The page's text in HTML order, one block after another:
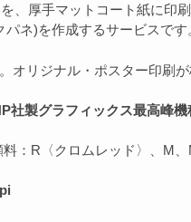
、厚手マットコート紙に印
ネ)を作成するサービスです
オリジナル・ポスター印刷が
社製グラフィックス最高峰機
：R〈クロムレッド〉、M